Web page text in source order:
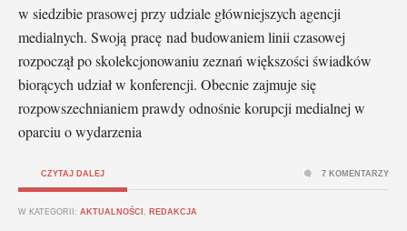
w siedzibie prasowej przy udziale główniejszych agencji
medialnych. Swoją pracę nad budowaniem linii czasowej
rozpoczął po skolekcjonowaniu zeznań większości świadków
biorących udział w konferencji. Obecnie zajmuje się
rozpowszechnianiem prawdy odnośnie korupcji medialnej w
oparciu o wydarzenia
CZYTAJ DALEJ
W KATEGORII: AKTUALNOŚCI REDAKCJA
7 KOMENTARZY